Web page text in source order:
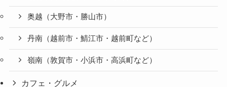
奥越（大野市・勝山市）
丹南（越前市・鯖江市・越前町など）
嶺南（敦賀市・小浜市・高浜町など）
カフェ・グルメ